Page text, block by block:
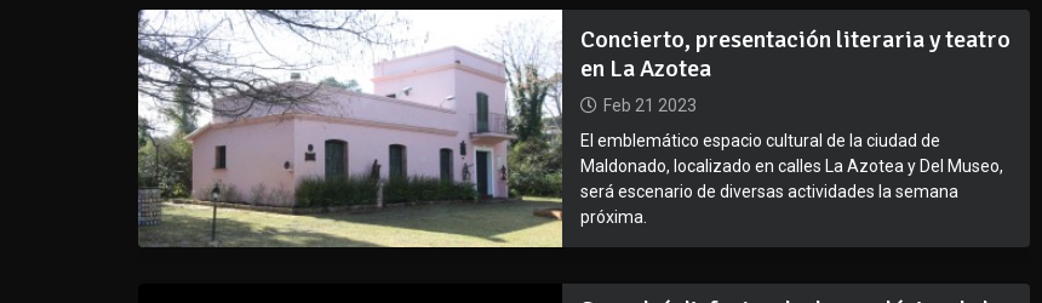
Concierto, presentación literaria y teatro
en La Azotea
Feb 21 2023
El emblemático espacio cultural de la ciudad de
Maldonado, localizado en calles La Azotea y Del Museo,
será escenario de diversas actividades la semana
próxima.